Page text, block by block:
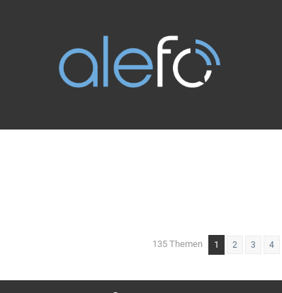
135 Themen 1 2 3 4